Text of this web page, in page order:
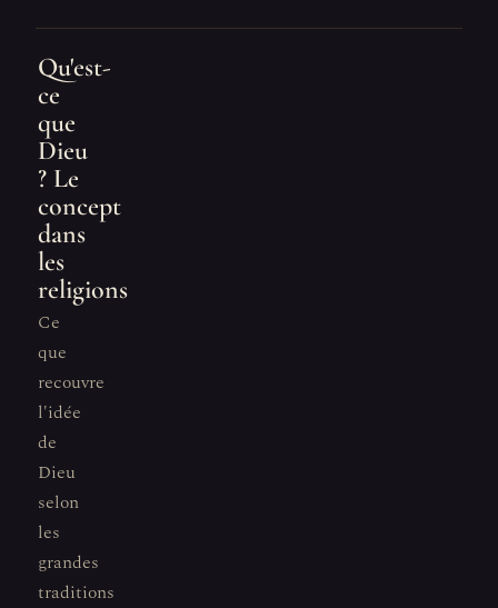
Qu'est-
ce
que
Dieu
? Le
concept
dans
les
religions
Ce
que
recouvre
l'idée
de
Dieu
selon
les
grandes
traditions